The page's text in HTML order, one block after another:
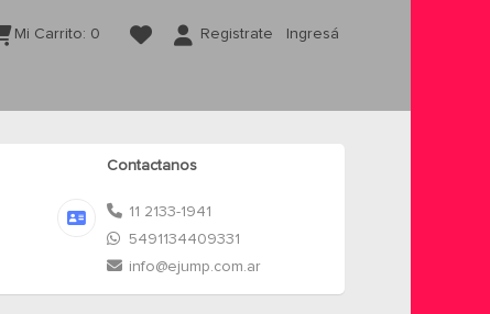
Mi Carrito: 0 Registrate Ingresá
Contactanos
11 2133-1941
5491134409331
info@ejump.com.ar